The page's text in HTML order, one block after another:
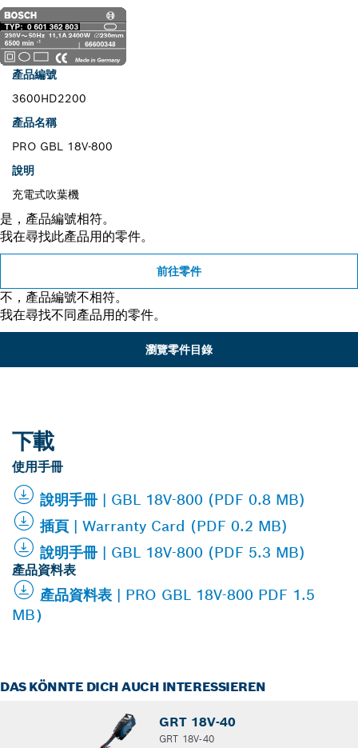
產品編號
3600HD2200
產品名稱
PRO GBL 18V-800
說明
充電式吹葉機
是，產品編號相符。
我在尋找此產品用的零件。
前往零件
不，產品編號不相符。
我在尋找不同產品用的零件。
瀏覽零件目錄
下載
使用手冊
說明手冊 | GBL 18V-800 (PDF 0.8 MB)
插頁 | Warranty Card (PDF 0.2 MB)
說明手冊 | GBL 18V-800 (PDF 5.3 MB)
產品資料表
產品資料表 | PRO GBL 18V-800 PDF 1.5
MB）
DAS KÖNNTE DICH AUCH INTERESSIEREN
GRT 18V-40
GRT 18V-40